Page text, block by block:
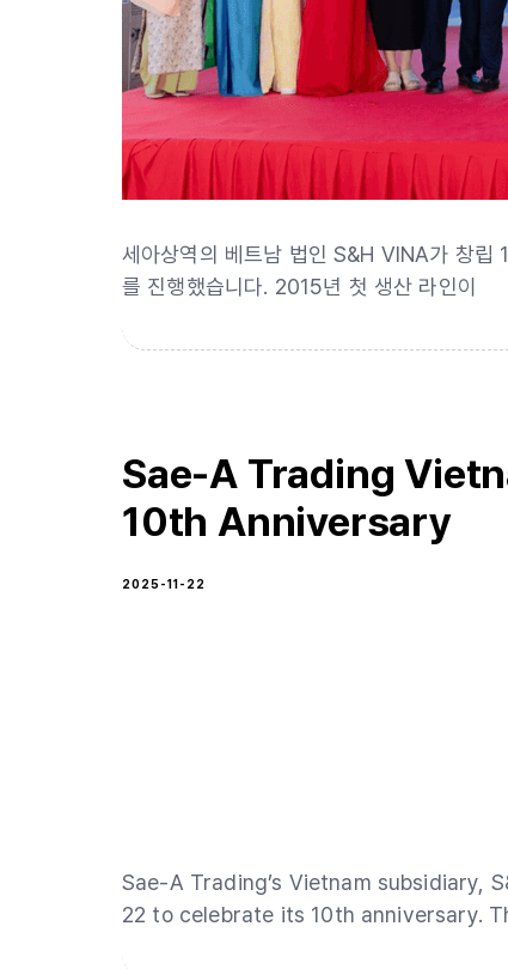
세아상역의 베트남 법인 S&H VINA가 창립
를 진행했습니다. 2015년 첫 생산 라인이
Sae-A Trading
10th Anniversary
2025-11-22
Sae-A Trading’s Vietnam subsidiary,
22 to celebrate its 10th anniversary.